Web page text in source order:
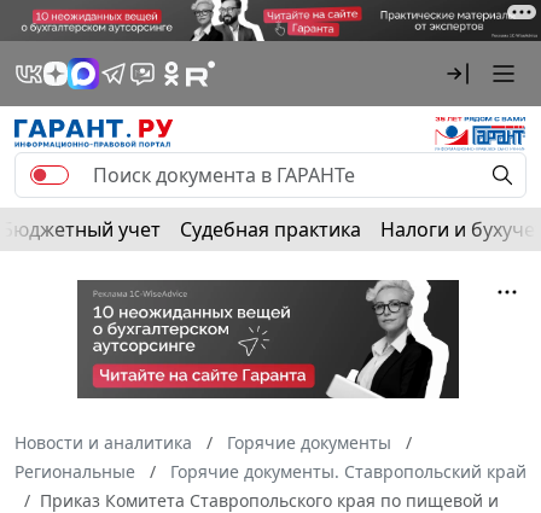
Бюджетный учет Судебная практика Налоги и
Новости и аналитика
Горячие документы
Региональные
Горячие документы. Ставропольский край
Приказ Комитета Ставропольского края по пищевой и